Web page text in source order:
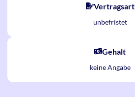
Vertragsart
unbefristet
Gehalt
keine Angabe